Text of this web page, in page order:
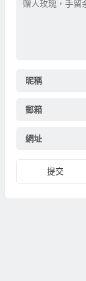
昵稱
郵箱
網址
提交